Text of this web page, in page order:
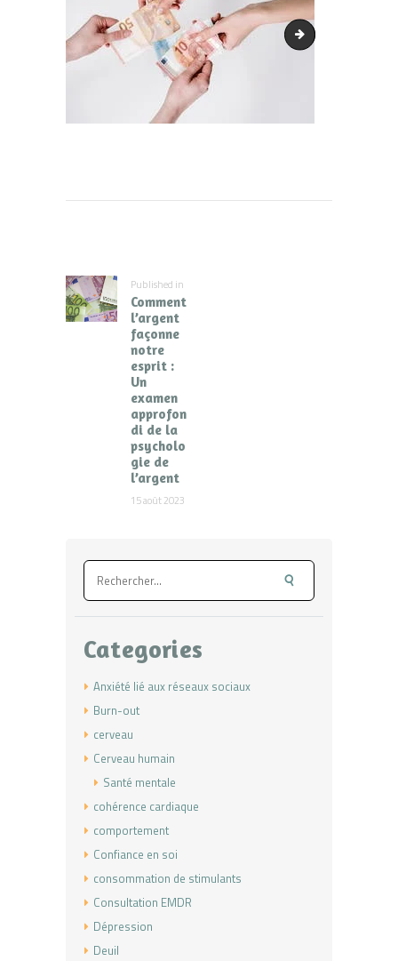
psychologie de
Published in
post:
Comment
l’argent
façonne
notre
esprit :
Un
examen
approfon
di de la
psycholo
gie de
l’argent
15 août 2023
Rechercher :
Categories
Anxiété lié aux réseaux sociaux
Burn-out
cerveau
Cerveau humain
Santé mentale
cohérence cardiaque
comportement
Confiance en soi
consommation de stimulants
Consultation EMDR
Dépression
Deuil